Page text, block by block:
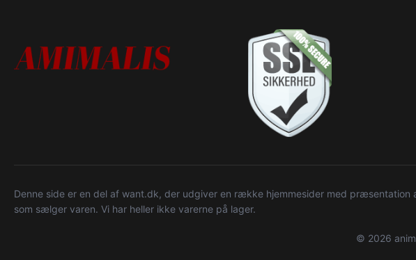
Denne side er en del af want.dk, der udgiver en række hjemmesider med
som sælger varen. Vi har heller ikke varerne på lager.
© 2026